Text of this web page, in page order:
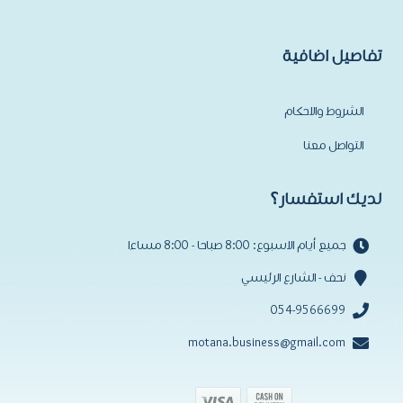
تفاصيل اضافية
الشروط والاحكام
التواصل معنا
لديك استفسار؟
جميع أيام الاسبوع: 8:00 صباحا - 8:00 مساءا
نحف - الشارع الرئيسي
054-9566699
motana.business@gmail.com